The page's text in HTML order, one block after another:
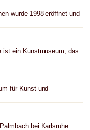
wurde 1998 eröffnet und
ist ein Kunstmuseum, das
für Kunst und
bei Karlsruhe